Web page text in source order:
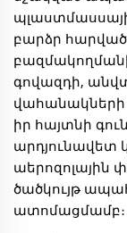
բարձր
գովազդի,
իր հայտնի
արդյունավետ
աերոզոլային
ծածկույթ
ատոմացմամբ։